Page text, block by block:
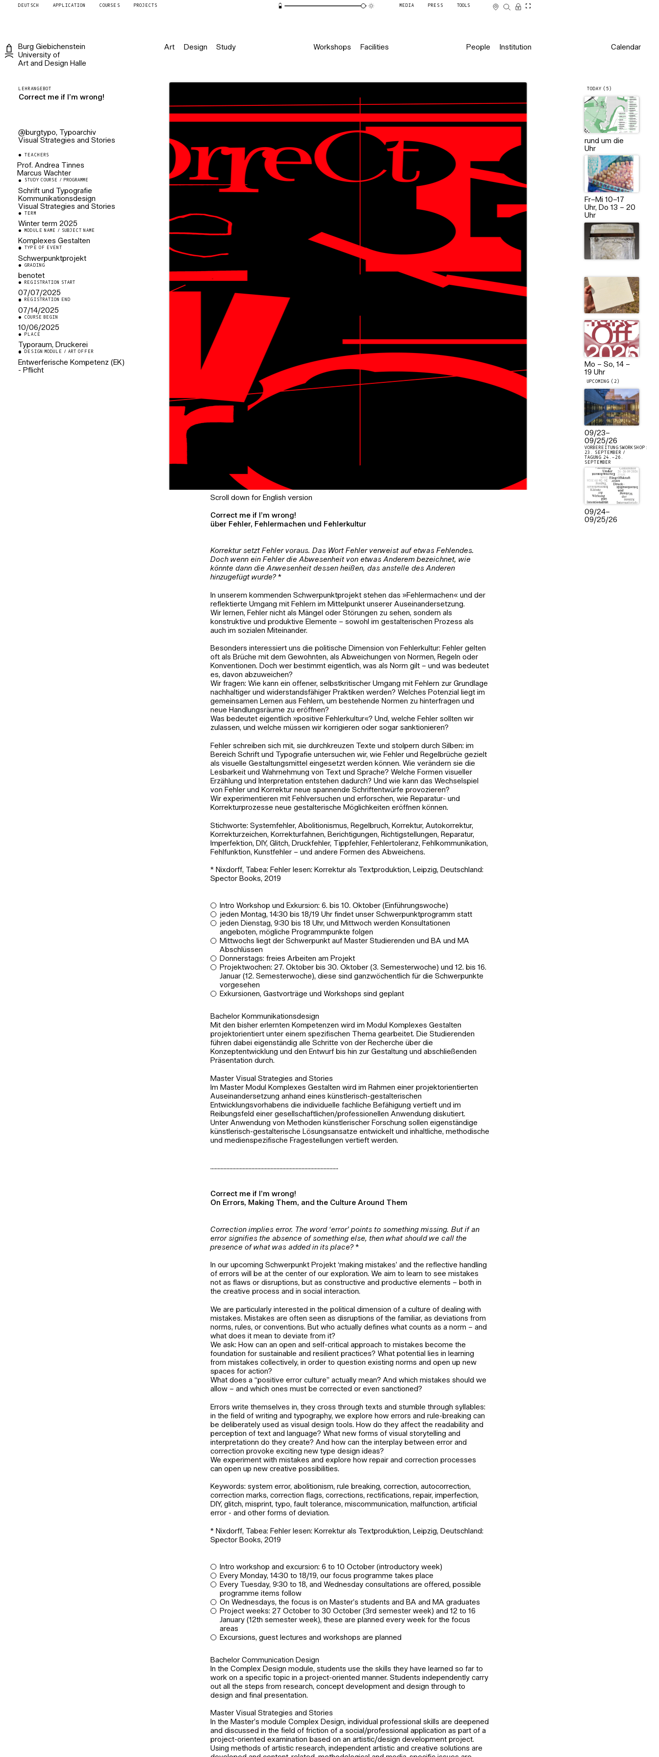
DEUTSCH APPLICATION COURSES PROJECTS MEDIA PRESS TOOLS
Burg Giebichenstein
University of
Art and Design Halle
Art Design Study Workshops Facilities People Institution Calendar
Scroll down for English version
Correct me if I’m wrong!
über Fehler, Fehlermachen und Fehlerkultur
Korrektur setzt Fehler voraus. Das Wort Fehler verweist auf etwas Fehlendes.
Doch wenn ein Fehler die Abwesenheit von etwas Anderem bezeichnet, wie
könnte dann die Anwesenheit dessen heißen, das anstelle des Anderen
hinzugefügt wurde?*
In unserem kommenden Schwerpunktprojekt stehen das »Fehlermachen« und der
reflektierte Umgang mit Fehlern im Mittelpunkt unserer Auseinandersetzung.
Wir lernen, Fehler nicht als Mängel oder Störungen zu sehen, sondern als
konstruktive und produktive Elemente – sowohl im gestalterischen Prozess als
auch im sozialen Miteinander.
Besonders interessiert uns die politische Dimension von Fehlerkultur: Fehler gelten
oft als Brüche mit dem Gewohnten, als Abweichungen von Normen, Regeln oder
Konventionen. Doch wer bestimmt eigentlich, was als Norm gilt – und was bedeutet
es, davon abzuweichen?
Wir fragen: Wie kann ein offener, selbstkritischer Umgang mit Fehlern zur Grundlage
nachhaltiger und widerstandsfähiger Praktiken werden? Welches Potenzial liegt im
gemeinsamen Lernen aus Fehlern, um bestehende Normen zu hinterfragen und
neue Handlungsräume zu eröffnen?
Was bedeutet eigentlich »positive Fehlerkultur«? Und, welche Fehler sollten wir
zulassen, und welche müssen wir korrigieren oder sogar sanktionieren?
Fehler schreiben sich mit, sie durchkreuzen Texte und stolpern durch Silben: im
Bereich Schrift und Typografie untersuchen wir, wie Fehler und Regelbrüche gezielt
als visuelle Gestaltungsmittel eingesetzt werden können. Wie verändern sie die
Lesbarkeit und Wahrnehmung von Text und Sprache? Welche Formen visueller
Erzählung und Interpretation entstehen dadurch? Und wie kann das Wechselspiel
von Fehler und Korrektur neue spannende Schriftentwürfe provozieren?
Wir experimentieren mit Fehlversuchen und erforschen, wie Reparatur- und
Korrekturprozesse neue gestalterische Möglichkeiten eröffnen können.
Stichworte: Systemfehler, Abolitionismus, Regelbruch, Korrektur, Autokorrektur,
Korrekturzeichen, Korrekturfahnen, Berichtigungen, Richtigstellungen, Reparatur,
Imperfektion, DIY, Glitch, Druckfehler, Tippfehler, Fehlertoleranz, Fehlkommunikation,
Fehlfunktion, Kunstfehler – und andere Formen des Abweichens.
* Nixdorff, Tabea: Fehler lesen: Korrektur als Textproduktion, Leipzig, Deutschland:
Spector Books, 2019
Intro Workshop und Exkursion: 6. bis 10. Oktober (Einführungswoche)
jeden Montag, 14:30 bis 18/19 Uhr findet unser Schwerpunktprogramm statt
jeden Dienstag, 9:30 bis 18 Uhr, und Mittwoch werden Konsultationen
angeboten, mögliche Programmpunkte folgen
Mittwochs liegt der Schwerpunkt auf Master Studierenden und BA und MA
Abschlüssen
Donnerstags: freies Arbeiten am Projekt
Projektwochen: 27. Oktober bis 30. Oktober (3. Semesterwoche) und 12. bis 16.
Januar (12. Semesterwoche), diese sind ganzwöchentlich für die Schwerpunkte
vorgesehen
Exkursionen, Gastvorträge und Workshops sind geplant
Bachelor Kommunikationsdesign
Mit den bisher erlernten Kompetenzen wird im Modul Komplexes Gestalten
projektorientiert unter einem spezifischen Thema gearbeitet. Die Studierenden
führen dabei eigenständig alle Schritte von der Recherche über die
Konzeptentwicklung und den Entwurf bis hin zur Gestaltung und abschließenden
Präsentation durch.
Master Visual Strategies and Stories
Im Master Modul Komplexes Gestalten wird im Rahmen einer projektorientierten
Auseinandersetzung anhand eines künstlerisch-gestalterischen
Entwicklungsvorhabens die individuelle fachliche Befähigung vertieft und im
Reibungsfeld einer gesellschaftlichen/professionellen Anwendung diskutiert.
Unter Anwendung von Methoden künstlerischer Forschung sollen eigenständige
künstlerisch-gestalterische Lösungsansatze entwickelt und inhaltliche, methodische
und medienspezifische Fragestellungen vertieft werden.
.......................................................................................
Correct me if I’m wrong!
On Errors, Making Them, and the Culture Around Them
Correction implies error. The word ‘error’ points to something missing. But if an
error signifies the absence of something else, then what should we call the
presence of what was added in its place?*
In our upcoming Schwerpunkt Projekt ‘making mistakes’ and the reflective handling
of errors will be at the center of our exploration. We aim to learn to see mistakes
not as flaws or disruptions, but as constructive and productive elements – both in
the creative process and in social interaction.
We are particularly interested in the political dimension of a culture of dealing with
mistakes. Mistakes are often seen as disruptions of the familiar, as deviations from
norms, rules, or conventions. But who actually defines what counts as a norm – and
what does it mean to deviate from it?
We ask: How can an open and self-critical approach to mistakes become the
foundation for sustainable and resilient practices? What potential lies in learning
from mistakes collectively, in order to question existing norms and open up new
spaces for action?
What does a “positive error culture” actually mean? And which mistakes should we
allow – and which ones must be corrected or even sanctioned?
Errors write themselves in, they cross through texts and stumble through syllables:
in the field of writing and typography, we explore how errors and rule-breaking can
be deliberately used as visual design tools. How do they affect the readability and
perception of text and language? What new forms of visual storytelling and
interpretationn do they create? And how can the interplay between error and
correction provoke exciting new type design ideas?
We experiment with mistakes and explore how repair and correction processes
can open up new creative possibilities.
Keywords: system error, abolitionism, rule breaking, correction, autocorrection,
correction marks, correction flags, corrections, rectifications, repair, imperfection,
DIY, glitch, misprint, typo, fault tolerance, miscommunication, malfunction, artificial
error - and other forms of deviation.
* Nixdorff, Tabea: Fehler lesen: Korrektur als Textproduktion, Leipzig, Deutschland:
Spector Books, 2019
Intro workshop and excursion: 6 to 10 October (introductory week)
Every Monday, 14:30 to 18/19, our focus programme takes place
Every Tuesday, 9:30 to 18, and Wednesday consultations are offered, possible
programme items follow
On Wednesdays, the focus is on Master’s students and BA and MA graduates
Project weeks: 27 October to 30 October (3rd semester week) and 12 to 16
January (12th semester week), these are planned every week for the focus
areas
Excursions, guest lectures and workshops are planned
Bachelor Communication Design
In the Complex Design module, students use the skills they have learned so far to
work on a specific topic in a project-oriented manner. Students independently carry
out all the steps from research, concept development and design through to
design and final presentation.
Master Visual Strategies and Stories
In the Master’s module Complex Design, individual professional skills are deepened
and discussed in the field of friction of a social/professional application as part of a
project-oriented examination based on an artistic/design development project.
Using methods of artistic research, independent artistic and creative solutions are
TODAY (5)
rund um die
Uhr
Fr–Mi 10–17
Uhr, Do 13 – 20
Uhr
Mo – So, 14 –
19 Uhr
UPCOMING (2)
09/23–
09/25/26
VORBEREITUNGSWORKSHOP:
23. SEPTEMBER /
TAGUNG 24.–26.
SEPTEMBER
09/24–
09/25/26
LEHRANGEBOT
Correct me if I’m wrong!
@burgtypo,
Typoarchiv
Visual Strategies and Stories
TEACHERS
Prof. Andrea Tinnes
Professorin
Kommunikationsdesign/Schrift und
Marcus Wachter
Künstlerischer Mitarbeiter
STUDY COURSE / PROGRAMME
Schrift und Typografie
Kommunikationsdesign
Visual Strategies and Stories
TERM
Winter term 2025
MODULE NAME / SUBJECT NAME
Komplexes Gestalten
TYPE OF EVENT
Schwerpunktprojekt
GRADING
benotet
REGISTRATION START
07/07/2025
REGISTRATION END
07/14/2025
COURSE BEGIN
10/06/2025
PLACE
Typoraum, Druckerei
DESIGN MODULE / ART OFFER
Entwerferische Kompetenz (EK)
- Pflicht